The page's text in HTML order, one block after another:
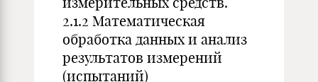
2.1.2 Математическая
обработка данных и анализ
результатов измерений
(испытаний)